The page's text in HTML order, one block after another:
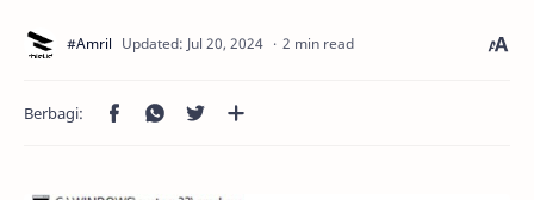
2 min read